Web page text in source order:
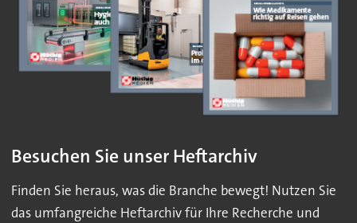
Besuchen Sie unser Heftarchiv
Finden Sie heraus, was die Branche bewegt! Nutzen Sie
das umfangreiche Heftarchiv für Ihre Recherche und